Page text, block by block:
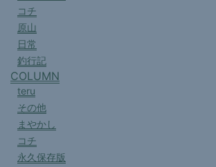
コチ
原山
日常
釣行記
COLUMN
teru
その他
まやかし
コチ
永久保存版